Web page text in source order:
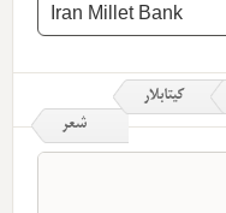
Iran Millet Bank
کیتابلار
شعر